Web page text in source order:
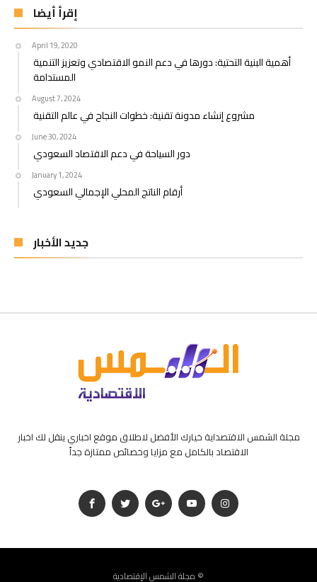
إقرأ أيضا
April 19, 2020
أهمية البنية التحتية: دورها في دعم النمو الاقتصادي وتعزيز التنمية
المستدامة
August 7, 2024
مشروع إنشاء مدونة تقنية: خطوات النجاح في عالم التقنية
June 30, 2024
دور السياحة في دعم الاقتصاد السعودي
January 1, 2024
أرقام الناتج المحلي الإجمالي السعودي
جديد الأخبار
مجلة الشمس الاقتصداية خيارك الأفضل لاطلاق موقع اخباري ينقل لك اخبار
الاقتصاد بالكامل مع مزايا وخصائص ممتازة جداً
مجلة الشمس الإقتصادية ©